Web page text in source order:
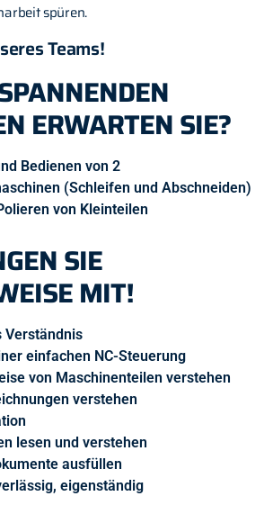
spüren.
Teams!
ERWARTEN SIE?
Bedienen von 2
(Schleifen und Abschneiden)
von Kleinteilen
SIE
MIT!
Verständnis
einfachen NC-Steuerung
von Maschinenteilen verstehen
verstehen
lesen und verstehen
ausfüllen
eigenständig